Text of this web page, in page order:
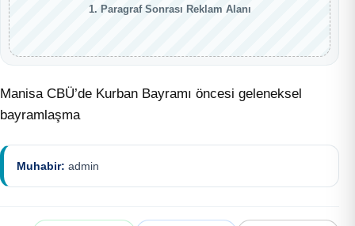
1. Paragraf Sonrası Reklam Alanı
Manisa CBÜ’de Kurban Bayramı öncesi geleneksel
bayramlaşma
Muhabir: admin